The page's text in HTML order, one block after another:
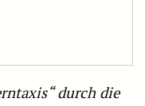
durch die